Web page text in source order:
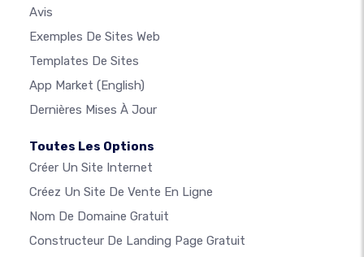
Avis
Exemples De Sites Web
Templates De Sites
App Market (English)
Dernières Mises À Jour
Toutes Les Options
Créer Un Site Internet
Créez Un Site De Vente En Ligne
Nom De Domaine Gratuit
Constructeur De Landing Page Gratuit